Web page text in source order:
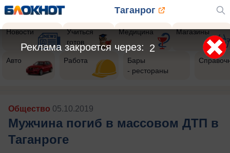
Таганрог
Новости
Учиться
готов
Медицина Магазины
Авто Работа
Бары
- рестораны
Общество 05.10.2019
Мужчина погиб в массовом ДТП в
Таганроге